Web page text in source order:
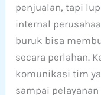
penjualan, tapi
internal
buruk bisa
secara perlahan.
komunikasi tim
sampai